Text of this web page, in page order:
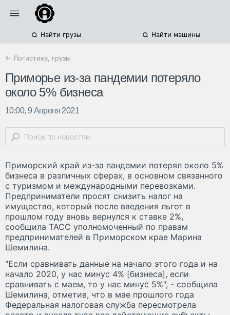
Найти грузы Найти машины
← Логистика, грузы
Приморье из-за пандемии потеряло
около 5% бизнеса
10:00, 9 Апреля 2021
Приморский край из-за пандемии потерял около 5%
бизнеса в различных сферах, в основном связанного
с туризмом и международными перевозками.
Предприниматели просят снизить налог на
имущество, который после введения льгот в
прошлом году вновь вернулся к ставке 2%,
сообщила ТАСС уполномоченный по правам
предпринимателей в Приморском крае Марина
Шемилина.
"Если сравнивать данные на начало этого года и на
начало 2020, у нас минус 4% [бизнеса], если
сравнивать с маем, то у нас минус 5%", - сообщила
Шемилина, отметив, что в мае прошлого года
Федеральная налоговая служба пересмотрела